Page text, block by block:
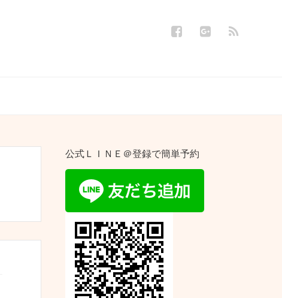
公式ＬＩＮＥ＠登録で簡単予約